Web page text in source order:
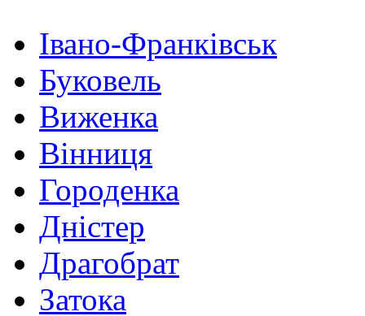
Івано-Франківськ
Буковель
Виженка
Вінниця
Городенка
Дністер
Драгобрат
Затока